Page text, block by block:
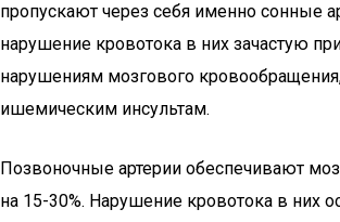
пропускают через себя именно сонные
нарушение кровотока в них зачастую
нарушениям мозгового
ишемическим инсультам.
Позвоночные артерии обеспечивают
на 15-30%. Нарушение кровотока в них